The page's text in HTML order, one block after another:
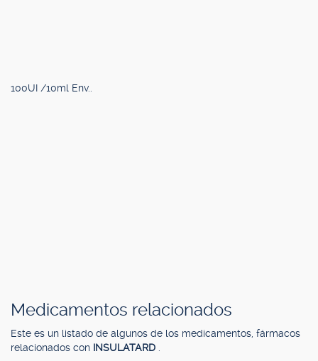
100UI /10ml Env..
Medicamentos relacionados
Este es un listado de algunos de los medicamentos, fármacos
relacionados con INSULATARD